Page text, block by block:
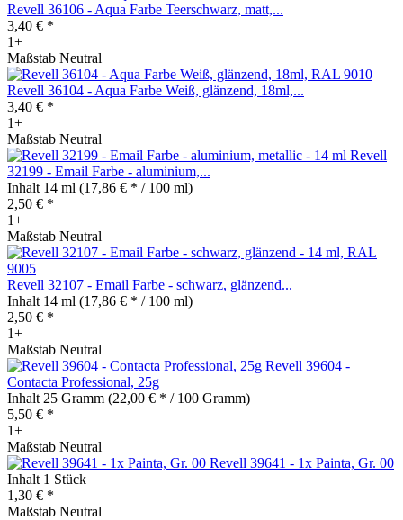
Revell 36106 - Aqua Farbe Teerschwarz, matt,...
3,40 € *
1+
Maßstab Neutral
Revell 36104 - Aqua Farbe Weiß, glänzend, 18ml,...
3,40 € *
1+
Maßstab Neutral
Revell
32199 - Email Farbe - aluminium,...
Inhalt 14 ml (17,86 € * / 100 ml)
2,50 € *
1+
Maßstab Neutral
Revell 32107 - Email Farbe - schwarz, glänzend...
Inhalt 14 ml (17,86 € * / 100 ml)
2,50 € *
1+
Maßstab Neutral
Revell 39604 -
Contacta Professional, 25g
Inhalt 25 Gramm (22,00 € * / 100 Gramm)
5,50 € *
1+
Maßstab Neutral
Revell 39641 - 1x Painta, Gr. 00
Inhalt 1 Stück
1,30 € *
Maßstab Neutral